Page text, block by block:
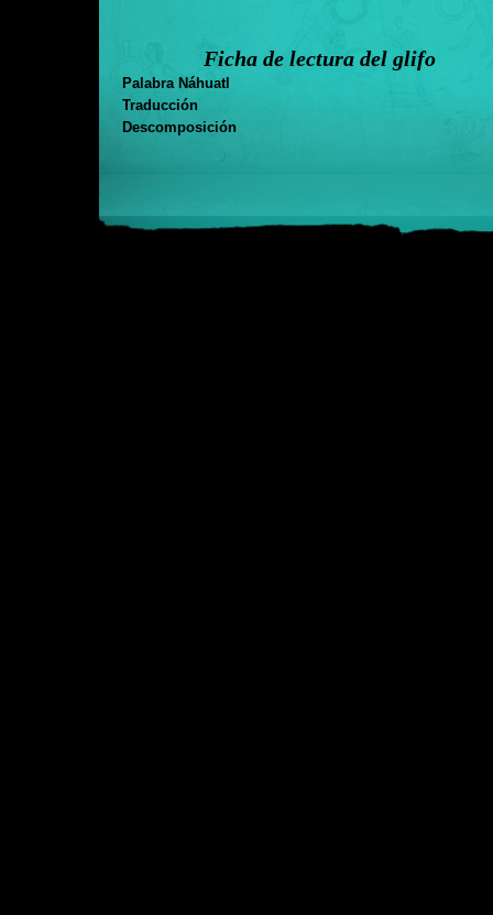
Ficha de lectura del glifo
Palabra Náhuatl
Traducción
Descomposición